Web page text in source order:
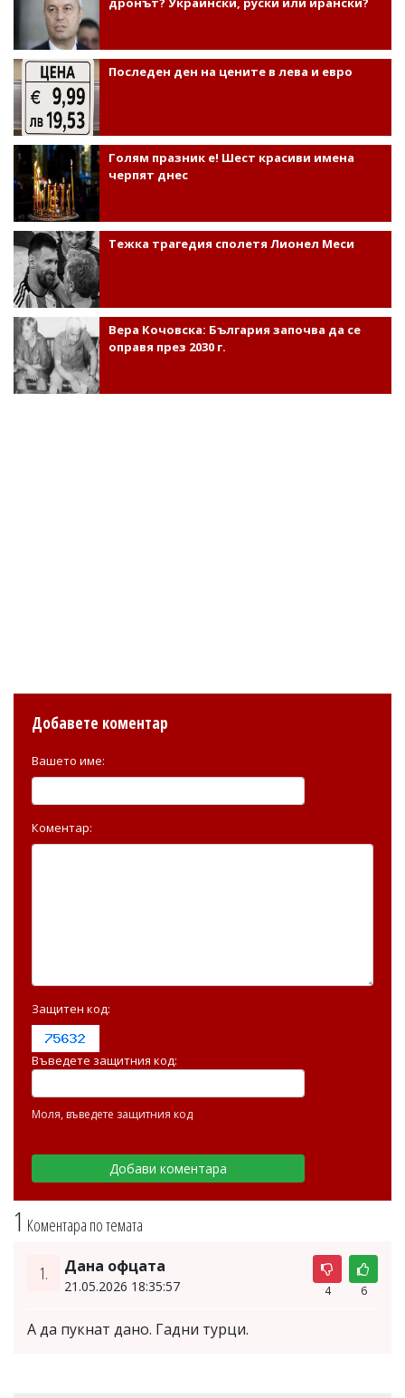
Последен ден на цените в лева и евро
Голям празник е! Шест красиви имена
черпят днес
Тежка трагедия сполетя Лионел Меси
Вера Кочовска: България започва да се
оправя през 2030 г.
1 Коментара по темата
1. Дана офцата
21.05.2026 18:35:57 4 6
А да пукнат дано. Гадни турци.
Добавете коментар
Вашето име:
Коментар:
Защитен код:
Въведете защитния код:
Моля, въведете защитния код